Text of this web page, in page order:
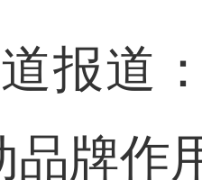
道：
品牌作